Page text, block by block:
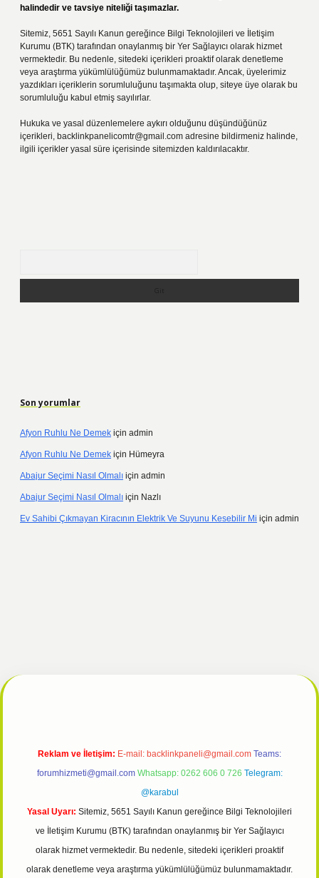
halindedir ve tavsiye niteliği taşımazlar.
Sitemiz, 5651 Sayılı Kanun gereğince Bilgi Teknolojileri ve İletişim
Kurumu (BTK) tarafından onaylanmış bir Yer Sağlayıcı olarak hizmet
vermektedir. Bu nedenle, sitedeki içerikleri proaktif olarak denetleme
veya araştırma yükümlülüğümüz bulunmamaktadır. Ancak, üyelerimiz
yazdıkları içeriklerin sorumluluğunu taşımakta olup, siteye üye olarak bu
sorumluluğu kabul etmiş sayılırlar.
Hukuka ve yasal düzenlemelere aykırı olduğunu düşündüğünüz
içerikleri, backlinkpanelicomtr@gmail.com adresine bildirmeniz halinde,
ilgili içerikler yasal süre içerisinde sitemizden kaldırılacaktır.
Son yorumlar
Afyon Ruhlu Ne Demek için admin
Afyon Ruhlu Ne Demek için Hümeyra
Abajur Seçimi Nasıl Olmalı için admin
Abajur Seçimi Nasıl Olmalı için Nazlı
Ev Sahibi Çıkmayan Kiracının Elektrik Ve Suyunu Kesebilir Mi için admin
tulipbet giriş
Reklam ve İletişim: E-mail: backlinkpaneli@gmail.com Teams:
forumhizmeti@gmail.com Whatsapp: 0262 606 0 726 Telegram:
@karabul
Yasal Uyarı: Sitemiz, 5651 Sayılı Kanun gereğince Bilgi Teknolojileri
ve İletişim Kurumu (BTK) tarafından onaylanmış bir Yer Sağlayıcı
olarak hizmet vermektedir. Bu nedenle, sitedeki içerikleri proaktif
olarak denetleme veya araştırma yükümlülüğümüz bulunmamaktadır.